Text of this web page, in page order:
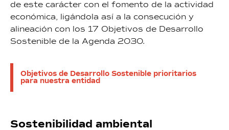
de este carácter con el fomento de la actividad
económica, ligándola así a la consecución y
alineación con los 17 Objetivos de Desarrollo
Sostenible de la Agenda 2030.
Objetivos de Desarrollo Sostenible prioritarios
para nuestra entidad
Sostenibilidad ambiental